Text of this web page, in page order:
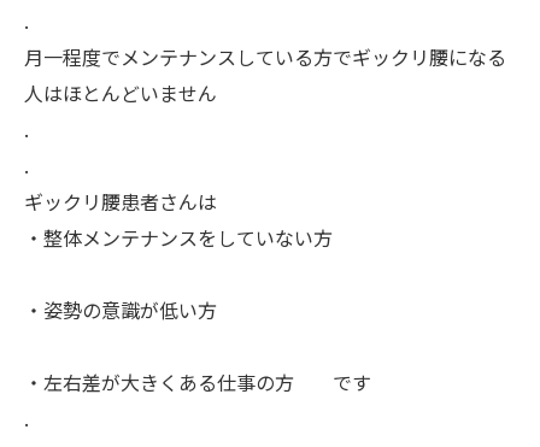
.
月一程度でメンテナンスしている方でギックリ腰になる
人はほとんどいません
.
.
ギックリ腰患者さんは
・整体メンテナンスをしていない方
・姿勢の意識が低い方
・左右差が大きくある仕事の方 です
.